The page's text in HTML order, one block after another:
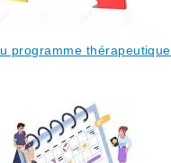
programme thérapeutique